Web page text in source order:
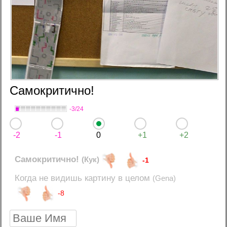
Самокритично!
-3/24
-2 -1 0 +1 +2
Самокритично! (Кук) -1
Когда не видишь картину в целом (Gena)
-8